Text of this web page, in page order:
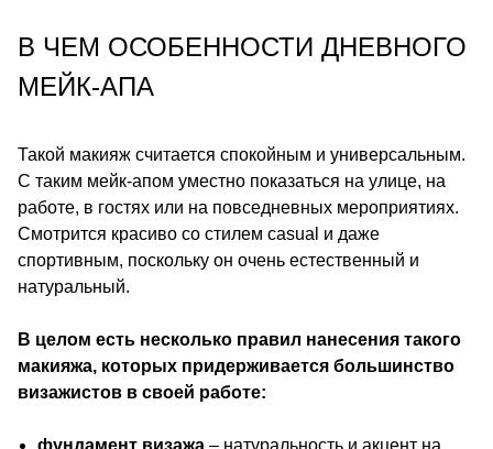
В ЧЕМ ОСОБЕННОСТИ ДНЕВНОГО
МЕЙК-АПА
Такой макияж считается спокойным и универсальным.
С таким мейк-апом уместно показаться на улице, на
работе, в гостях или на повседневных мероприятиях.
Смотрится красиво со стилем casual и даже
спортивным, поскольку он очень естественный и
натуральный.
В целом есть несколько правил нанесения такого
макияжа, которых придерживается большинство
визажистов в своей работе:
фундамент визажа – натуральность и акцент на